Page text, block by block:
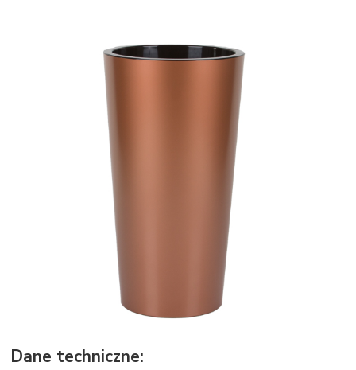
Dane techniczne: